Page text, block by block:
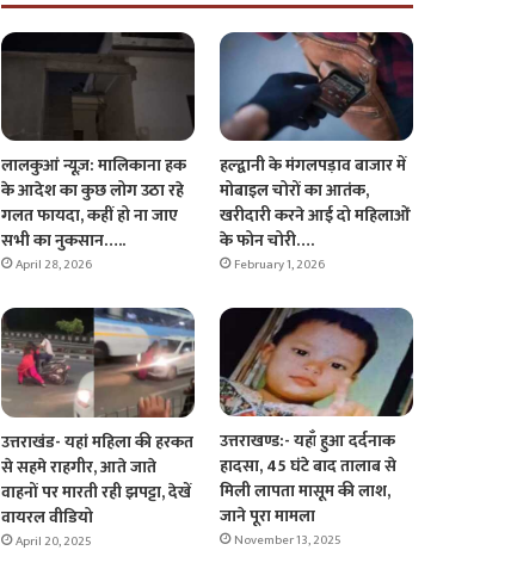
लालकुआं न्यूज़: मालिकाना हक
के आदेश का कुछ लोग उठा रहे
गलत फायदा, कहीं हो ना जाए
सभी का नुकसान…..
April 28, 2026
हल्द्वानी के मंगलपड़ाव बाजार में
मोबाइल चोरों का आतंक,
खरीदारी करने आई दो महिलाओं
के फोन चोरी….
February 1, 2026
उत्तराखंड- यहां महिला की हरकत
से सहमे राहगीर, आते जाते
वाहनों पर मारती रही झपट्टा, देखें
वायरल वीडियो
April 20, 2025
उत्तराखण्ड:- यहाँ हुआ दर्दनाक
हादसा, 45 घंटे बाद तालाब से
मिली लापता मासूम की लाश,
जाने पूरा मामला
November 13, 2025